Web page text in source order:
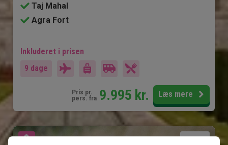
Taj Mahal
Agra Fort
Inkluderet i prisen
9 dage
Pris pr.
pers. fra 9.995 kr. Læs mere
Indien
Se kort